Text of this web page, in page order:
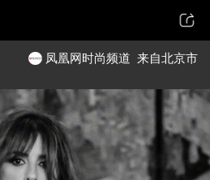
凤凰网时尚频道 来自北京市